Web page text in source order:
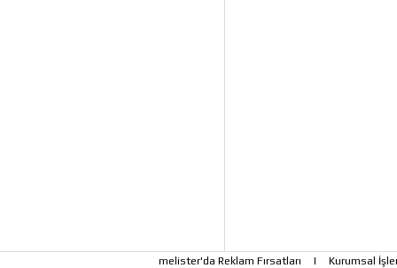
melister'da Reklam Fırsatları | Kurumsal